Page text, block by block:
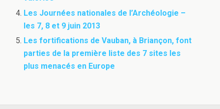
Les Journées nationales de l’Archéologie –
les 7, 8 et 9 juin 2013
Les fortifications de Vauban, à Briançon, font
parties de la première liste des 7 sites les
plus menacés en Europe